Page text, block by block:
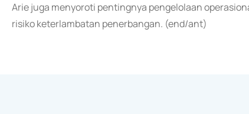
Arie juga menyoroti pentingnya pengelolaan
risiko keterlambatan penerbangan. (end/ant)